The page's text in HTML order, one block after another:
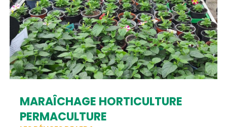
MARAÎCHAGE HORTICULTURE
PERMACULTURE